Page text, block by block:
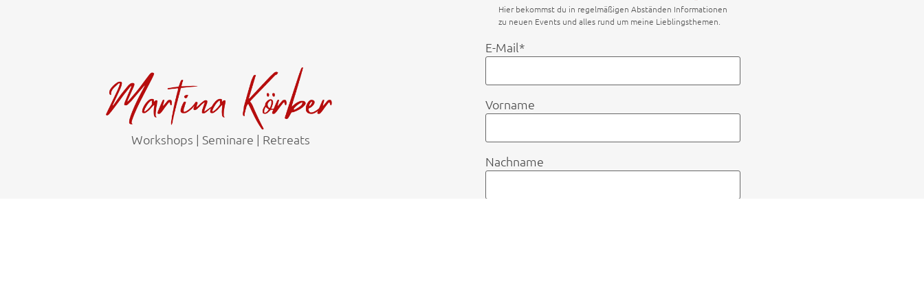
Workshops | Seminare | Retreats
Hier bekommst du in regelmäßigen Abständen Informationen
zu neuen Events und alles rund um meine Lieblingsthemen.
E-Mail*
Vorname
Nachname